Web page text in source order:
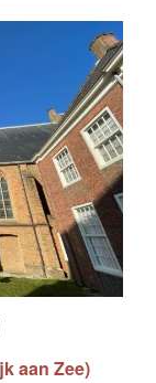
aan Zee)